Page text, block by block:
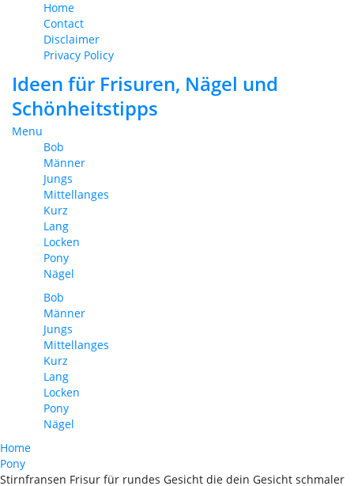
Home
Contact
Disclaimer
Privacy Policy
Ideen für Frisuren, Nägel und
Schönheitstipps
Menu
Bob
Männer
Jungs
Mittellanges
Kurz
Lang
Locken
Pony
Nägel
Bob
Männer
Jungs
Mittellanges
Kurz
Lang
Locken
Pony
Nägel
Home
Pony
Stirnfransen Frisur für rundes Gesicht die dein Gesicht schmaler